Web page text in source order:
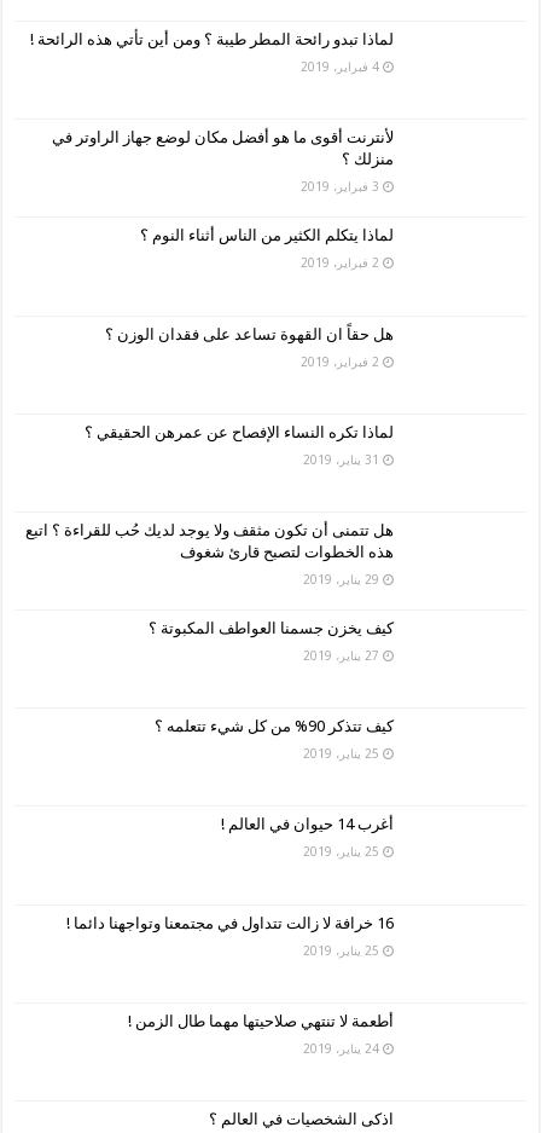
لماذا تبدو رائحة المطر طيبة ؟ ومن أين تأتي هذه الرائحة !
4 فبراير، 2019
لأنترنت أقوى ما هو أفضل مكان لوضع جهاز الراوتر في
منزلك ؟
3 فبراير، 2019
لماذا يتكلم الكثير من الناس أثناء النوم ؟
2 فبراير، 2019
هل حقاً ان القهوة تساعد على فقدان الوزن ؟
2 فبراير، 2019
لماذا تكره النساء الإفصاح عن عمرهن الحقيقي ؟
31 يناير، 2019
هل تتمنى أن تكون مثقف ولا يوجد لديك حُب للقراءة ؟ اتبع
هذه الخطوات لتصبح قارئ شغوف
29 يناير، 2019
كيف يخزن جسمنا العواطف المكبوتة ؟
27 يناير، 2019
كيف تتذكر 90% من كل شيء تتعلمه ؟
25 يناير، 2019
أغرب 14 حيوان في العالم !
25 يناير، 2019
16 خرافة لا زالت تتداول في مجتمعنا وتواجهنا دائما !
25 يناير، 2019
أطعمة لا تنتهي صلاحيتها مهما طال الزمن !
24 يناير، 2019
اذكى الشخصيات في العالم ؟